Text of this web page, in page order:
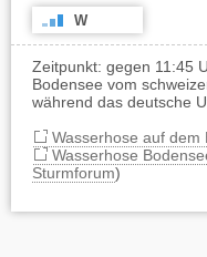
W
Zeitpunkt: gegen 11:45
Bodensee vom
während das deutsche
Wasserhose auf dem
Wasserhose
Sturmforum)